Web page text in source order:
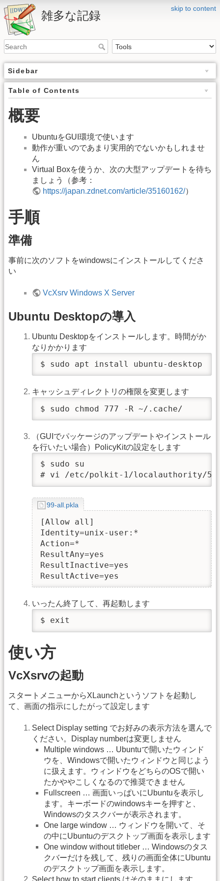
skip to content
雑多な記録
Sidebar
Table of Contents
概要
UbuntuをGUI環境で使います
動作が重いのであまり実用的でないかもしれませ
ん
Virtual Boxを使うか、次の大型アップデートを待ち
ましょう（参考：
https://japan.zdnet.com/article/35160162/）
手順
準備
事前に次のソフトをwindowsにインストールしてくださ
い
VcXsrv Windows X Server
Ubuntu Desktopの導入
Ubuntu Desktopをインストールします。時間がか
なりかかります
$ sudo apt install ubuntu-desktop
キャッシュディレクトリの権限を変更します
$ sudo chmod 777 -R ~/.cache/
（GUIでパッケージのアップデートやインストール
を行いたい場合）PolicyKitの設定をします
$ sudo su
# vi /etc/polkit-1/localauthority/
99-all.pkla
[Allow all]
Identity=unix-user:*
Action=*
ResultAny=yes
ResultInactive=yes
ResultActive=yes
いったん終了して、再起動します
$ exit
使い方
VcXsrvの起動
スタートメニューからXLaunchというソフトを起動し
て、画面の指示にしたがって設定します
Select Display setting でお好みの表示方法を選んで
ください。Display numberは変更しません
Multiple windows … Ubuntuで開いたウィンド
ウを、Windowsで開いたウィンドウと同じよう
に扱えます。ウィンドウをどちらのOSで開い
たかややこしくなるので推奨できません
Fullscreen … 画面いっぱいにUbuntuを表示し
ます。キーボードのwindowsキーを押すと、
Windowsのタスクバーが表示されます。
One large window … ウィンドウを開いて、そ
の中にUbuntuのデスクトップ画面を表示します
One window without titleber … Windowsのタス
クバーだけを残して、残りの画面全体にUbuntu
のデスクトップ画面を表示します。